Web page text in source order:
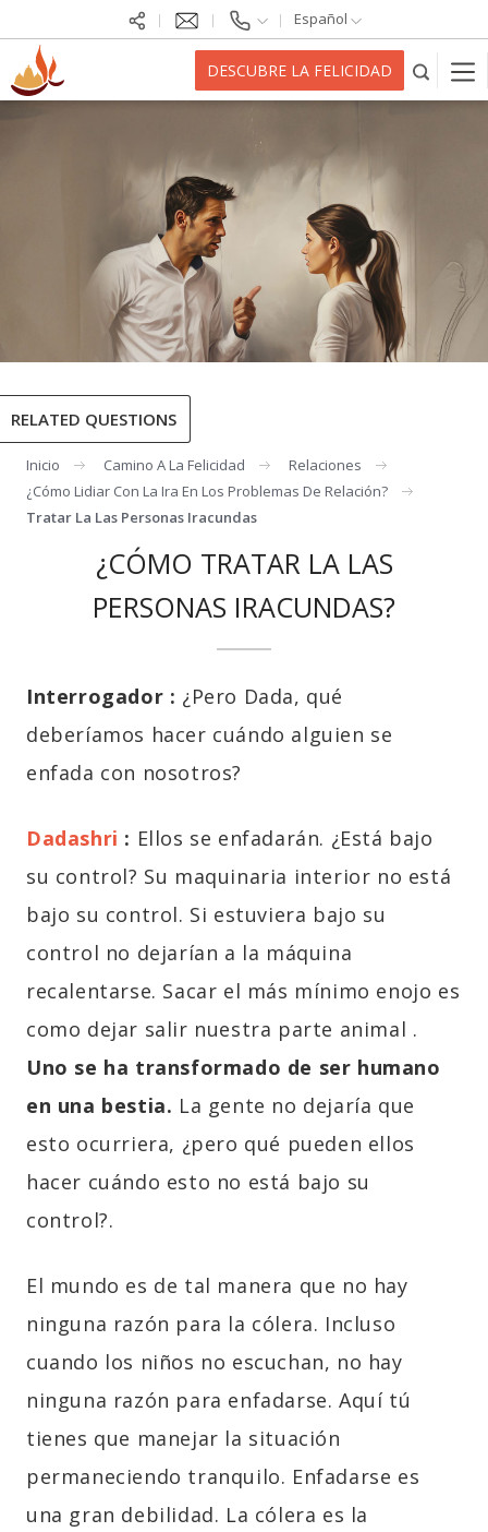
Español
DESCUBRE LA FELICIDAD
RELATED QUESTIONS
Inicio Camino A La Felicidad
Relaciones
¿cómo Lidiar Con La Ira En Los Problemas De Relación?
Tratar La Las Personas Iracundas
¿CÓMO TRATAR LA LAS
PERSONAS IRACUNDAS?
Interrogador : ¿Pero Dada, qué
deberíamos hacer cuándo alguien se
enfada con nosotros?
Dadashri : Ellos se enfadarán. ¿Está bajo
su control? Su maquinaria interior no está
bajo su control. Si estuviera bajo su
control no dejarían a la máquina
recalentarse. Sacar el más mínimo enojo es
como dejar salir nuestra parte animal .
Uno se ha transformado de ser humano
en una bestia. La gente no dejaría que
esto ocurriera, ¿pero qué pueden ellos
hacer cuándo esto no está bajo su
control?.
El mundo es de tal manera que no hay
ninguna razón para la cólera. Incluso
cuando los niños no escuchan, no hay
ninguna razón para enfadarse. Aquí tú
tienes que manejar la situación
permaneciendo tranquilo. Enfadarse es
una gran debilidad. La cólera es la